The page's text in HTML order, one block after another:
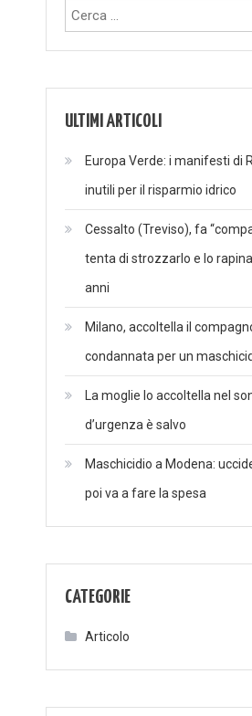
ULTIMI ARTICOLI
Europa Verde: i manifesti di
inutili per il risparmio idrico
Cessalto (Treviso), fa
tenta di strozzarlo e lo
anni
Milano, accoltella il
condannata per un
La moglie lo accoltella nel
d’urgenza è salvo
Maschicidio a Modena:
poi va a fare la spesa
CATEGORIE
Articolo